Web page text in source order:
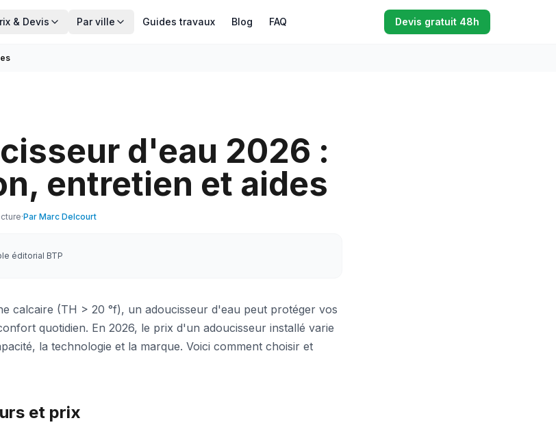
& Devis Par ville Guides travaux Blog FAQ Devis gratuit 48h
d'eau 2026 :
entretien et aides
·Par Marc Delcourt
éditorial BTP
calcaire (TH > 20 °f), un adoucisseur d'eau peut protéger vos
quotidien. En 2026, le prix d'un adoucisseur installé varie
la technologie et la marque. Voici comment choisir et
et prix